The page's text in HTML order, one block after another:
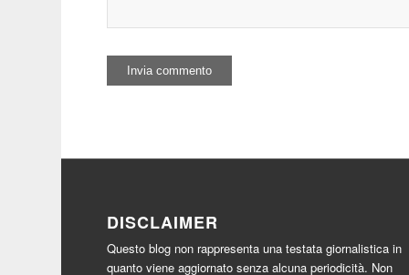
DISCLAIMER
Questo blog non rappresenta una testata giornalistica in
quanto viene aggiornato senza alcuna periodicità. Non